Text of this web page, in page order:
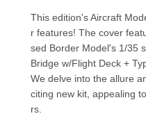
This edition's Aircraft
r features! The cover
sed Border Model's 1/35
Bridge w/Flight Deck +
We delve into the allure
citing new kit, appealing
rs.